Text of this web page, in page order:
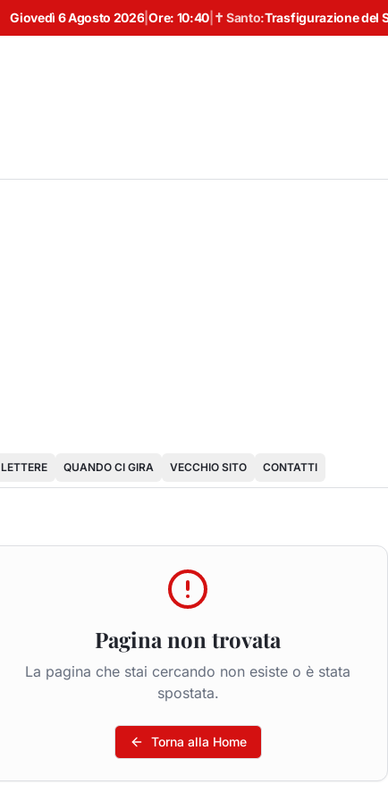
Giovedì 6 Agosto 2026 |Ore: 10:40| ✝ Santo:Trasfigurazione del
LETTERE QUANDO CI GIRA VECCHIO SITO CONTATTI
Pagina non trovata
La pagina che stai cercando non esiste o è stata
spostata.
Torna alla Home